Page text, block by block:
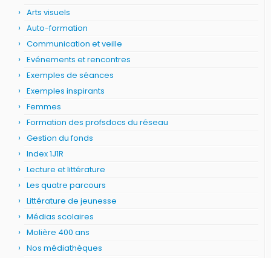
Arts visuels
Auto-formation
Communication et veille
Evénements et rencontres
Exemples de séances
Exemples inspirants
Femmes
Formation des profsdocs du réseau
Gestion du fonds
Index 1J1R
Lecture et littérature
Les quatre parcours
Littérature de jeunesse
Médias scolaires
Molière 400 ans
Nos médiathèques